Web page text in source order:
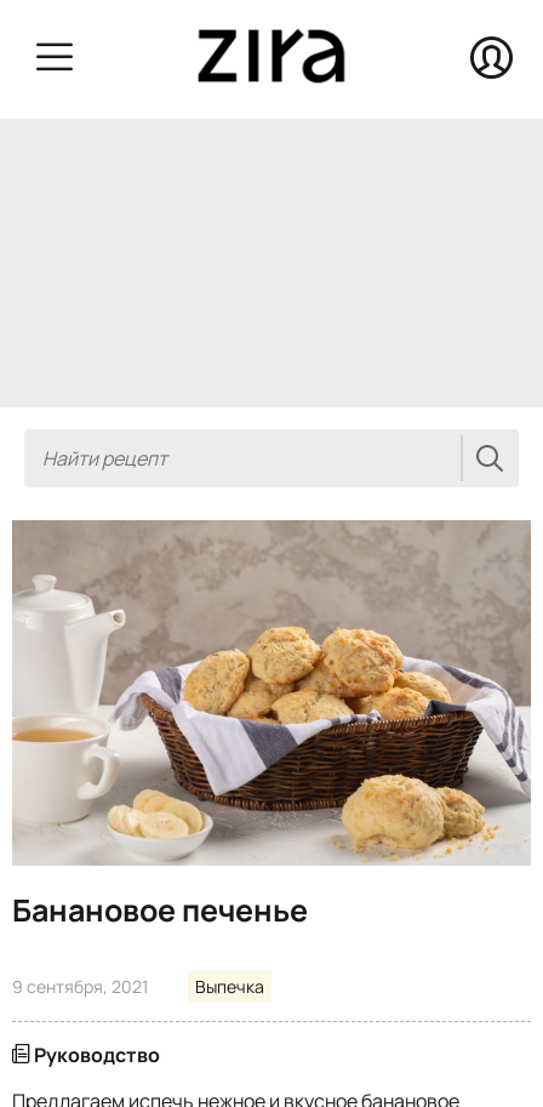
Банановое печенье
9 сентября, 2021 Выпечка
Руководство
Предлагаем испечь нежное и вкусное банановое